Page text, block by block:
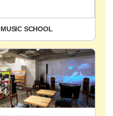
SCHOOL